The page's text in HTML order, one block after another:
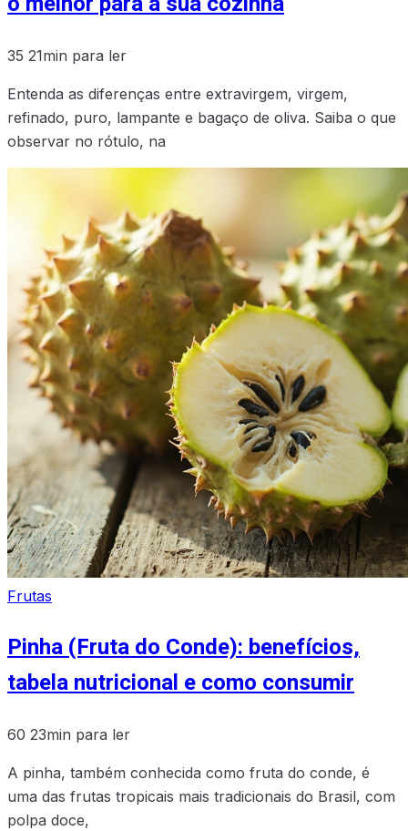
35 21min para ler
Entenda as diferenças entre extravirgem, virgem,
refinado, puro, lampante e bagaço de oliva. Saiba o que
observar no rótulo, na
Frutas
Pinha (Fruta do Conde): benefícios,
tabela nutricional e como consumir
60 23min para ler
A pinha, também conhecida como fruta do conde, é
uma das frutas tropicais mais tradicionais do Brasil, com
polpa doce,